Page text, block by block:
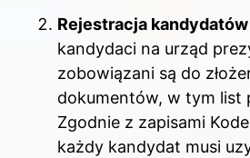
Rejestracja kandydatów
kandydaci na urząd
zobowiązani są do
dokumentów, w tym list
Zgodnie z zapisami
każdy kandydat musi